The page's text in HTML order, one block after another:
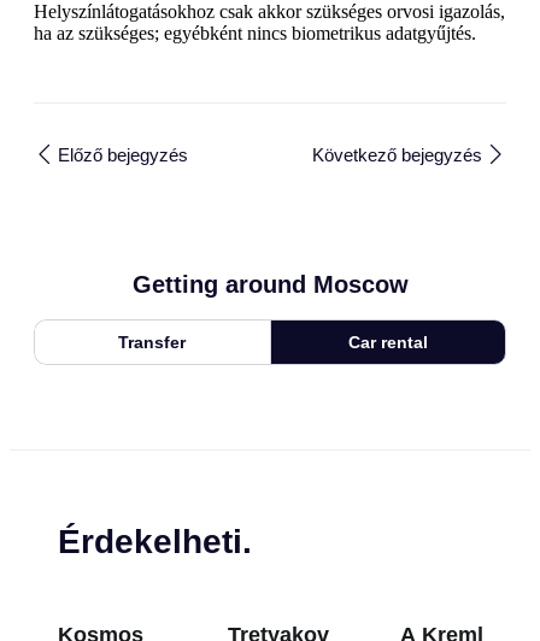
Helyszínlátogatásokhoz csak akkor szükséges orvosi igazolás,
ha az szükséges; egyébként nincs biometrikus adatgyűjtés.
Előző bejegyzés Következő bejegyzés
Getting around Moscow
Transfer Car rental
Érdekelheti.
Kosmos
Tretyakov
A Kreml